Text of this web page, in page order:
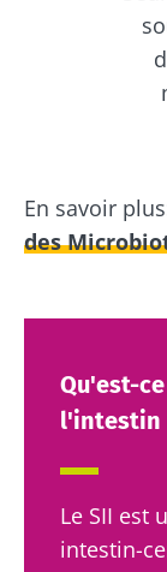
Est-
En savoir
des
Qu'est-
l'intestin
Le SII est
intestin-